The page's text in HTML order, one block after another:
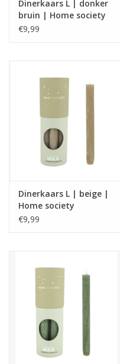
Dinerkaars L | donker
bruin | Home society
€9,99
Dinerkaars L | beige |
Home society
€9,99